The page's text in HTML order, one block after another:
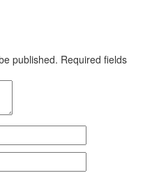
published. Required fields